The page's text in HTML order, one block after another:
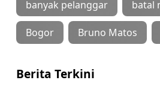
banyak pelanggar batal
Bogor Bruno Matos
Berita Terkini